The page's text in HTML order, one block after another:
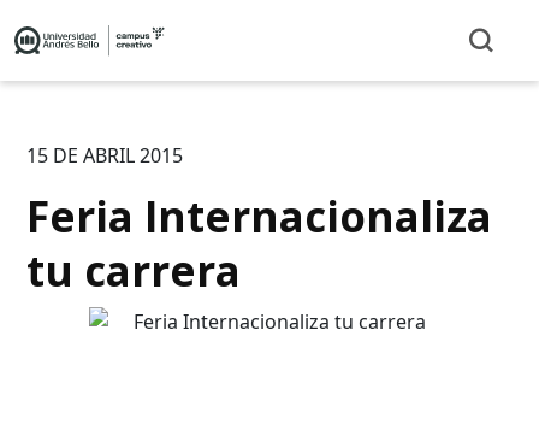
15 DE ABRIL 2015
Feria Internacionaliza
tu carrera